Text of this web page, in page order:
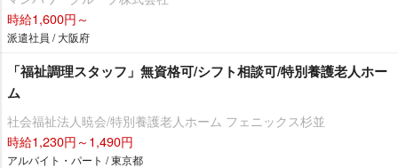
時給1,600円～
派遣社員 / 大阪府
「福祉調理スタッフ」無資格可/シフト相談可/特別養護老人ホー
ム
社会福祉法人暁会/特別養護老人ホーム フェニックス杉並
時給1,230円～1,490円
アルバイト・パート / 東京都